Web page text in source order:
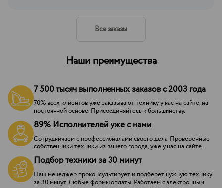
Все заказы
Наши преимущества
7 500 тысяч выполненных заказов с 2003 года
70% всех клиентов уже заказывают технику у нас на сайте, на
постоянной основе. Присоединяйтесь к большинству.
89% Исполнителей уже с нами
Сотрудничаем с профессионалами своего дела. Проверенные
собственники техники из вашего города, уже у нас на сайте.
Подбор техники за 30 минут
Наш менеджер проконсультирует и подберет нужную технику
за 30 минут. Любые формы оплаты. Работаем с электронным